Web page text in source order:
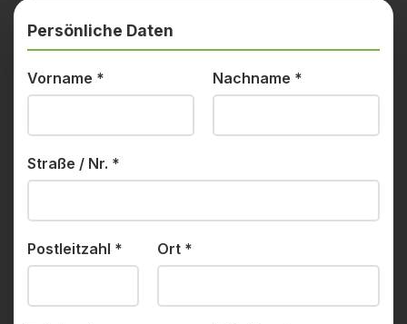
Persönliche Daten
Vorname * Nachname *
Straße / Nr. *
Postleitzahl * Ort *